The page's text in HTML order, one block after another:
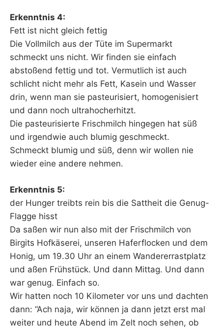
Erkenntnis 4:
Fett ist nicht gleich fettig
Die Vollmilch aus der Tüte im Supermarkt
schmeckt uns nicht. Wir finden sie einfach
abstoßend fettig und tot. Vermutlich ist auch
schlicht nicht mehr als Fett, Kasein und Wasser
drin, wenn man sie pasteurisiert, homogenisiert
und dann noch ultrahocherhitzt.
Die pasteurisierte Frischmilch hingegen hat süß
und irgendwie auch blumig geschmeckt.
Schmeckt blumig und süß, denn wir wollen nie
wieder eine andere nehmen.
Erkenntnis 5:
der Hunger treibts rein bis die Sattheit die Genug-
Flagge hisst
Da saßen wir nun also mit der Frischmilch von
Birgits Hofkäserei, unseren Haferflocken und dem
Honig, um 19.30 Uhr an einem Wandererrastplatz
und aßen Frühstück. Und dann Mittag. Und dann
war genug. Einfach so.
Wir hatten noch 10 Kilometer vor uns und dachten
dann: “Ach naja, wir können ja dann jetzt erst mal
weiter und heute Abend im Zelt noch sehen, ob